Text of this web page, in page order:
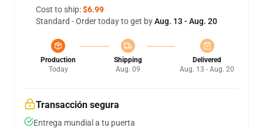
Cost to ship:$6.99
Standard - Order today to get byAug. 13 - Aug. 20
Production
Today
Shipping
Aug. 09
Delivered
Aug. 13 - Aug. 20
Transacción segura
Entrega mundial a tu puerta